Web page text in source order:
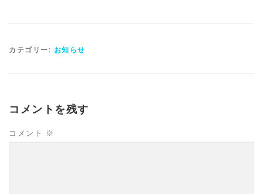
カテゴリー: お知らせ
コメントを残す
コメント ※